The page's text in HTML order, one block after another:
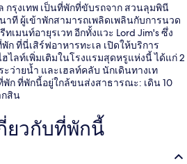
กรุงเทพ เป็นที่พักที่ขับรถจาก สวนลุมพินี
าที ผู้เข้าพักสามารถเพลิดเพลินกับการนวด
เมนท์อายุรเวท อีกทั้งแวะ Lord Jim's ซึ่ง
ก ที่นี่เสิร์ฟอาหารทะเล เปิดให้บริการ
ไลท์เพิ่มเติมในโรงแรมสุดหรูแห่งนี้ ได้แก่ 2
ว่ายน้ำ และเฮลท์คลับ นักเดินทางเท
ก ที่พักนี้อยู่ใกล้ขนส่งสาธารณะ: เดิน 10
กสิน
ยวกับที่พักนี้